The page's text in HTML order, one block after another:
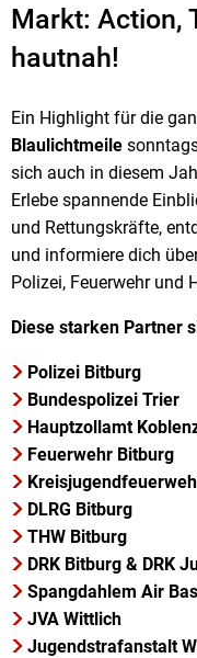
Markt: Action,
hautnah!
Ein Highlight für die
Blaulichtmeile
sich auch in diesem
Erlebe spannende
und Rettungskräfte,
und informiere dich
Polizei, Feuerwehr und
Diese starken Partner
Polizei Bitburg
Bundespolizei Trier
Hauptzollamt
Feuerwehr Bitburg
DLRG Bitburg
THW Bitburg
DRK Bitburg & DRK
Spangdahlem Air
JVA Wittlich
Jugendstrafanstalt